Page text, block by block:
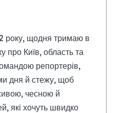
року, щодня тримаю в
про Київ, область та
репортерів,
дня й стежу, щоб
чесною й
які хочуть швидко